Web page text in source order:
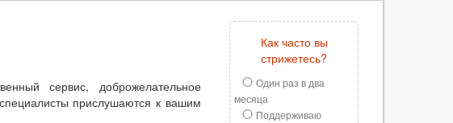
сервис, доброжелательное
прислушаются к вашим
Как часто вы
стрижетесь?
Один раз в два
месяца
Поддерживаю